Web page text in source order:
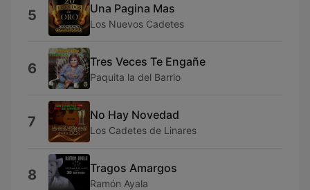
5 Una Pagina Mas
Los Nuevos Cadetes
6 Tres Veces Te Engañe
Paquita la del Barrio
7 No Hay Novedad
Los Cadetes de Linares
8 Tragos Amargos
Ramón Ayala